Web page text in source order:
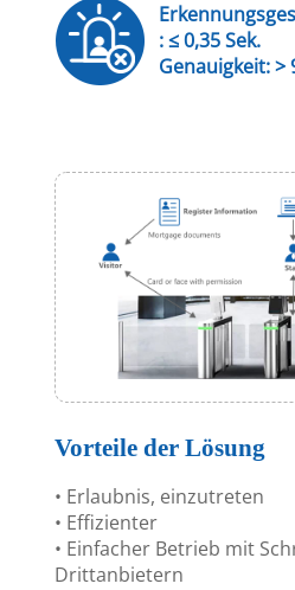
: ≤ 0,35 Sek.
Genauigkeit: >
Vorteile der Lösung
• Erlaubnis, einzutreten
• Effizienter
• Einfacher Betrieb mit
Drittanbietern